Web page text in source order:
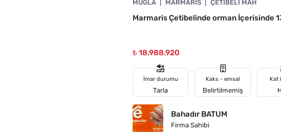
MUĞLA MARMARIS ÇETIBELI MAH
Marmaris Çetibelinde orman İçerisinde
₺ 18.988.920
İmar durumu
Tarla
Kaks - emsal
Belirtilmemiş
Kat
Bahadır BATUM
Firma Sahibi